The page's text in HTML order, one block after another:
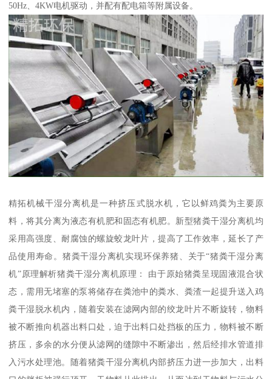
50Hz、4KW电机驱动，并配有配电箱等附属设备。
精拓机械干湿分离机是一种挤压式脱水机，它以鲜鸡粪为主要原
料，将其分离为液态有机肥和固态有机肥。新型猪粪干湿分离机均
采用高强度、耐腐蚀的螺旋蛟龙叶片，提高了工作效率，延长了产
品使用寿命。猪粪干湿分离机实现环保养猪、关于“猪粪干湿分离
机”原理解析猪粪干湿分离机原理： 由于原始猪粪呈现固液混合状
态，需用无堵塞的泵将储存在粪池中的粪水、粪渣一起提升送入鸡
粪干湿脱水机内，随着安装在滤网内部的绞龙叶片不断旋转，物料
被不断推向机器出料口处，迫于出料口处挡板的压力，物料被不断
挤压，多余的水分便从滤网的缝隙中不断渗出，然后经排水管道排
入污水处理池。随着猪粪干湿分离机内部挤压力进一步加大，出料